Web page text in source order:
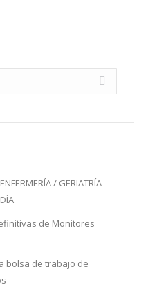
/ GERIATRÍA
de Monitores
bolsa de trabajo de